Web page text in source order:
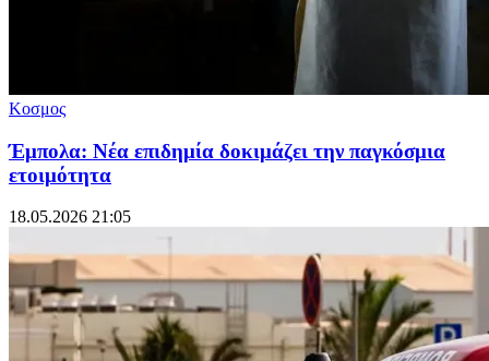
Κοσμος
Έμπολα: Νέα επιδημία δοκιμάζει την παγκόσμια
ετοιμότητα
18.05.2026 21:05